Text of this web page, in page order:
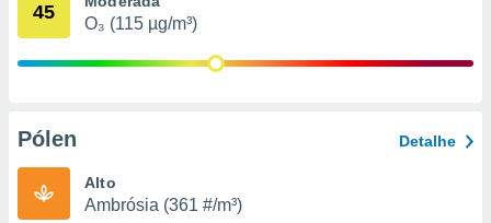
45
O₃ (115 µg/m³)
Pólen Detalhe
Alto
Ambrósia (361 #/m³)